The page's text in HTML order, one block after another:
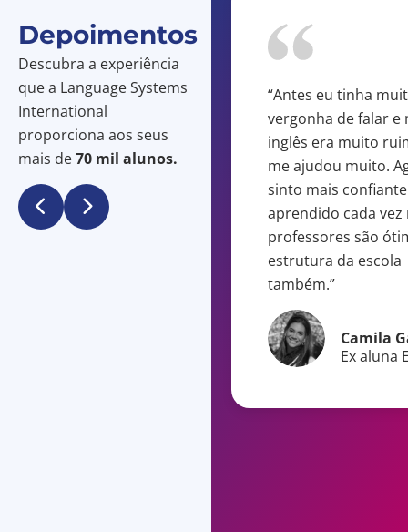
Depoimentos
Descubra a experiência
que a Language Systems
International
proporciona aos seus
mais de70 mil alunos.
experiência na
Systems têm sido
O que me
mais atenção foi ter
em
pois no início é
“Antes eu tinha
vergonha de falar e
inglês era muito
me ajudou muito.
sinto mais
aprendido cada vez
professores são
estrutura da escola
também.”
Camila
Ex aluna